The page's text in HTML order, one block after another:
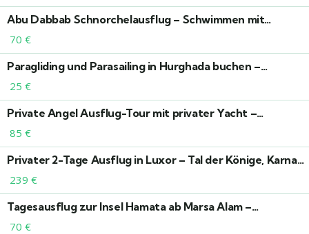
Abu Dabbab Schnorchelausflug – Schwimmen mit
Schildkröten im Roten Meer
70 €
Paragliding und Parasailing in Hurghada buchen –
Wassersport und Flugabenteuer am Roten Meer
25 €
Private Angel Ausflug-Tour mit privater Yacht –
Exklusives Angelerlebnis ab Hurghada
85 €
Privater 2-Tage Ausflug in Luxor – Tal der Könige, Karnak
& Luxor Tempel inklusive (Lichtshow und Ton optional)
239 €
Tagesausflug zur Insel Hamata ab Marsa Alam –
Schnorcheln & Natur erleben
70 €